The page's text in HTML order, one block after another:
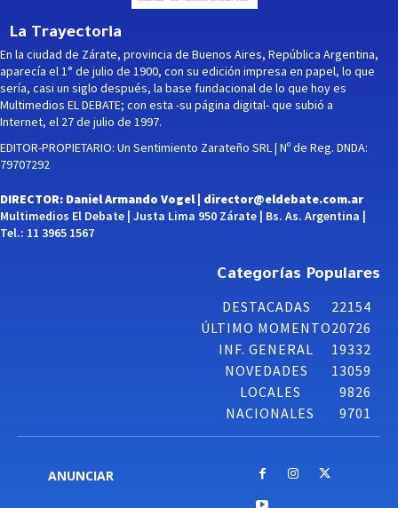
La Trayectoria
En la ciudad de Zárate, provincia de Buenos Aires, República Argentina,
aparecía el 1° de julio de 1900, con su edición impresa en papel, lo que
sería, casi un siglo después, la base fundacional de lo que hoy es
Multimedios EL DEBATE; con esta -su página digital- que subió a
Internet, el 27 de julio de 1997.
EDITOR-PROPIETARIO: Un Sentimiento Zarateño SRL | Nº de Reg. DNDA:
79707292
DIRECTOR: Daniel Armando Vogel | director@eldebate.com.ar
Multimedios El Debate | Justa Lima 950 Zárate | Bs. As. Argentina |
Tel.: 11 3965 1567
Categorías Populares
DESTACADAS
22154
ÚLTIMO MOMENTO20726
INF. GENERAL
19332
NOVEDADES
13059
LOCALES
9826
NACIONALES
9701
ANUNCIAR